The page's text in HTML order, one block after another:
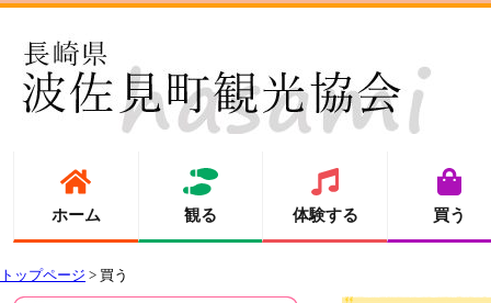
ホーム 観る 体験する 買う
トップページ > 買う